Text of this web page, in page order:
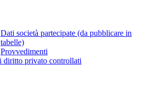
Dati società partecipate (da pubblicare in
tabelle)
Provvedimenti
diritto privato controllati